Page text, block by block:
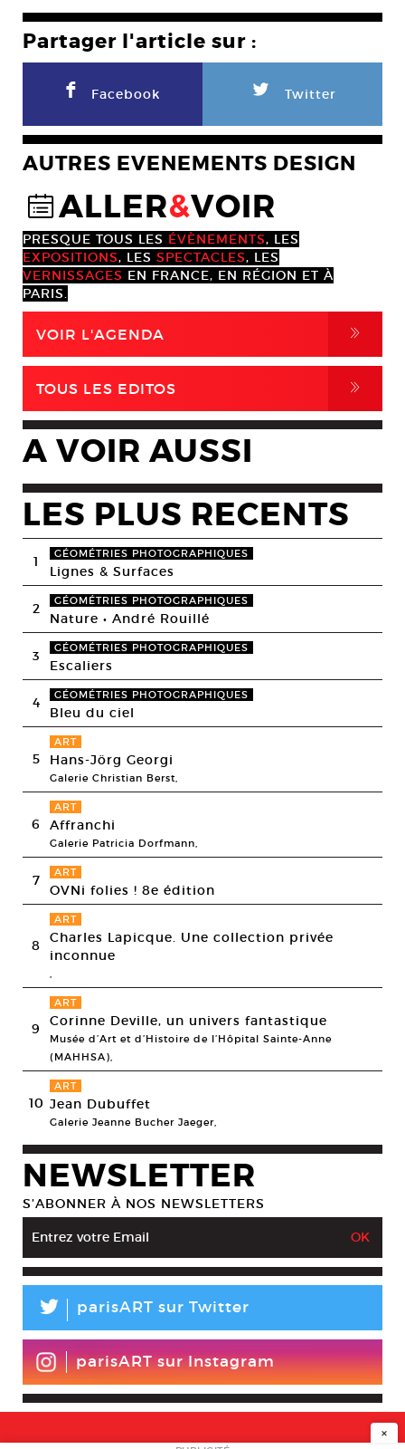
Partager l'article sur :
F Facebook L Twitter
AUTRES EVENEMENTS DESIGN
@ALLER&VOIR
PRESQUE TOUS LES ÉVÈNEMENTS, LES
EXPOSITIONS, LES SPECTACLES, LES
VERNISSAGES EN FRANCE, EN RÉGION ET À
PARIS.
VOIR L'AGENDA ,
TOUS LES EDITOS ,
A VOIR AUSSI
LES PLUS RECENTS
1 GÉOMÉTRIES PHOTOGRAPHIQUES
Lignes & Surfaces
2 GÉOMÉTRIES PHOTOGRAPHIQUES
Nature • André Rouillé
3 GÉOMÉTRIES PHOTOGRAPHIQUES
Escaliers
4 GÉOMÉTRIES PHOTOGRAPHIQUES
Bleu du ciel
5
ART
Hans-Jörg Georgi
Galerie Christian Berst,
6
ART
Affranchi
Galerie Patricia Dorfmann,
7 ART
OVNi folies ! 8e édition
8
ART
Charles Lapicque. Une collection privée
inconnue
9
ART
Corinne Deville, un univers fantastique
Musée d’Art et d’Histoire de l’Hôpital Sainte-Anne
(MAHHSA),
10
ART
Jean Dubuffet
Galerie Jeanne Bucher Jaeger,
NEWSLETTER
S’ABONNER À NOS NEWSLETTERS
L parisART sur Twitter
parisART sur Instagram
×